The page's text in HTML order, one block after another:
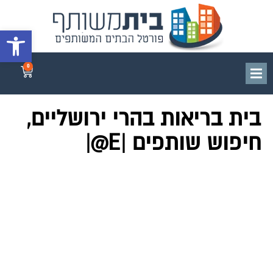
פתח
בית בריאות בהרי ירושליים,
חיפוש שותפים |E@|